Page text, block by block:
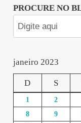
PROCURE NO
janeiro 2023
D S
1 2
8
9